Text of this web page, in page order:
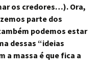
os credores…). Ora,
parte dos
podemos estar
dessas “ideias
a massa é que fica a